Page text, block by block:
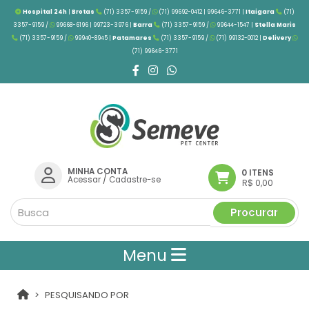
Hospital 24h| Brotas (71) 3357-9159 / (71) 99692-0412 | 99646-3771 | Itaigara
(71)
3357-9159 /
99668-6196 | 99723-3976 | Barra (71) 3357-9159 / 99644-1547 | Stella Maris
(71) 3357-9159 /
99940-8945 | Patamares (71) 3357-9159 / (71) 99132-0012 | Delivery
(71) 99646-3771
MINHA CONTA
Acessar/ Cadastre-se
0 ITENS
R$ 0,00
Procurar
Menu
PESQUISANDO POR